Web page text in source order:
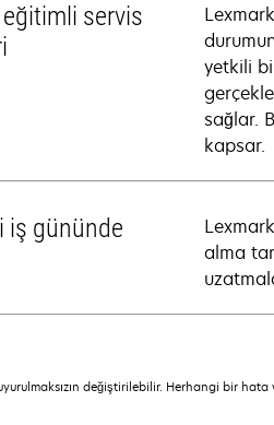
servis
yetkili
sağlar.
kapsar.
iş gününde
alma
değiştirilebilir. Herhangi bir